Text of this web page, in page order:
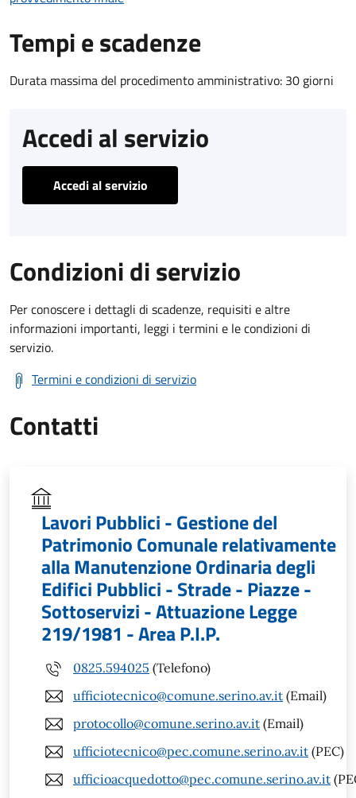
Tempi e scadenze
Durata massima del procedimento amministrativo: 30 giorni
Accedi al servizio
Accedi al servizio
Condizioni di servizio
Per conoscere i dettagli di scadenze, requisiti e altre
informazioni importanti, leggi i termini e le condizioni di
servizio.
Termini e condizioni di servizio
Contatti
Lavori Pubblici - Gestione del
Patrimonio Comunale relativamente
alla Manutenzione Ordinaria degli
Edifici Pubblici - Strade - Piazze -
Sottoservizi - Attuazione Legge
219/1981 - Area P.I.P.
0825.594025 (Telefono)
ufficiotecnico@comune.serino.av.it (Email)
protocollo@comune.serino.av.it (Email)
ufficiotecnico@pec.comune.serino.av.it (PEC)
ufficioacquedotto@pec.comune.serino.av.it